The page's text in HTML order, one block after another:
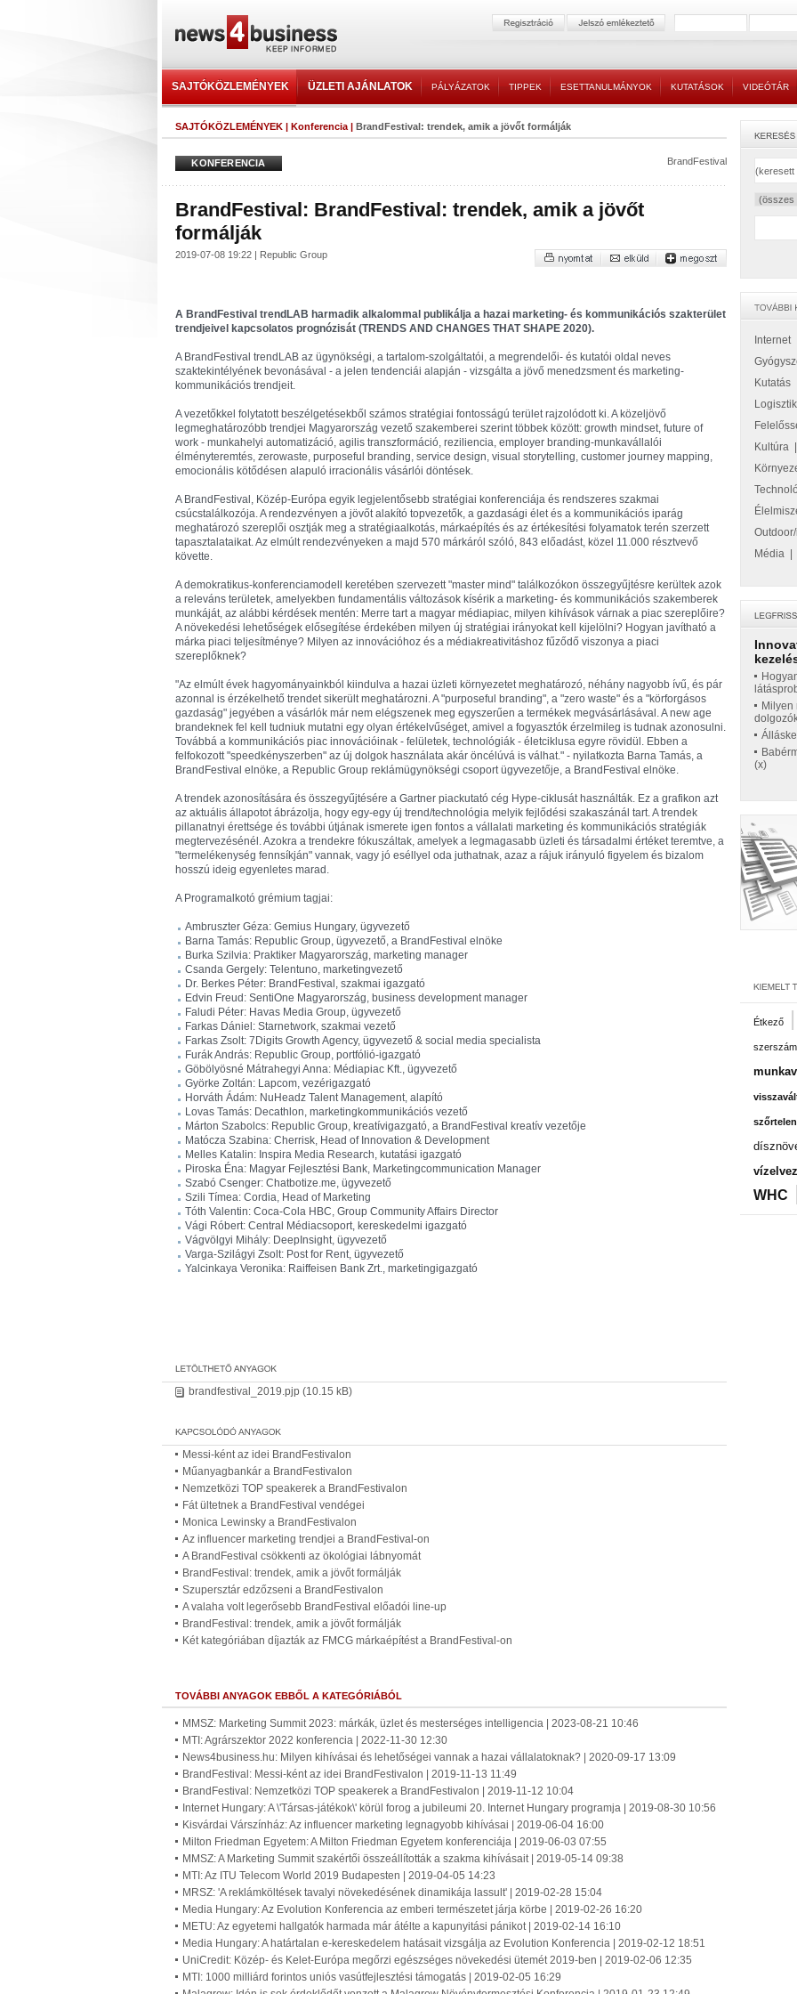
SAJTÓKÖZLEMÉNYEK ÜZLETI AJÁNLATOK PÁLYÁZATOK TIPPEK ESETTANULMÁNYOK KUTATÁSOK VIDEÓTÁR
SAJTÓKÖZLEMÉNYEK | Konferencia | BrandFestival: trendek, amik a jövőt formálják
KONFERENCIA BrandFestival
BrandFestival: BrandFestival: trendek, amik a jövőt
formálják
2019-07-08 19:22 | Republic Group
A BrandFestival trendLAB harmadik alkalommal publikálja a hazai marketing- és kommunikációs szakterület
trendjeivel kapcsolatos prognózisát (TRENDS AND CHANGES THAT SHAPE 2020).
A BrandFestival trendLAB az ügynökségi, a tartalom-szolgáltatói, a megrendelői- és kutatói oldal neves
szaktekintélyének bevonásával - a jelen tendenciái alapján - vizsgálta a jövő menedzsment és marketing-
kommunikációs trendjeit.
A vezetőkkel folytatott beszélgetésekből számos stratégiai fontosságú terület rajzolódott ki. A közeljövő
legmeghatározóbb trendjei Magyarország vezető szakemberei szerint többek között: growth mindset, future of
work - munkahelyi automatizáció, agilis transzformáció, reziliencia, employer branding-munkavállalói
élményteremtés, zerowaste, purposeful branding, service design, visual storytelling, customer journey mapping,
emocionális kötődésen alapuló irracionális vásárlói döntések.
A BrandFestival, Közép-Európa egyik legjelentősebb stratégiai konferenciája és rendszeres szakmai
csúcstalálkozója. A rendezvényen a jövőt alakító topvezetők, a gazdasági élet és a kommunikációs iparág
meghatározó szereplői osztják meg a stratégiaalkotás, márkaépítés és az értékesítési folyamatok terén szerzett
tapasztalataikat. Az elmúlt rendezvényeken a majd 570 márkáról szóló, 843 előadást, közel 11.000 résztvevő
követte.
A demokratikus-konferenciamodell keretében szervezett "master mind" találkozókon összegyűjtésre kerültek azok
a releváns területek, amelyekben fundamentális változások kísérik a marketing- és kommunikációs szakemberek
munkáját, az alábbi kérdések mentén: Merre tart a magyar médiapiac, milyen kihívások várnak a piac szereplőire?
A növekedési lehetőségek elősegítése érdekében milyen új stratégiai irányokat kell kijelölni? Hogyan javítható a
márka piaci teljesítménye? Milyen az innovációhoz és a médiakreativitáshoz fűződő viszonya a piaci
szereplőknek?
"Az elmúlt évek hagyományainkból kiindulva a hazai üzleti környezetet meghatározó, néhány nagyobb ívű, és pár
azonnal is érzékelhető trendet sikerült meghatározni. A "purposeful branding", a "zero waste" és a "körforgásos
gazdaság" jegyében a vásárlók már nem elégszenek meg egyszerűen a termékek megvásárlásával. A new age
brandeknek fel kell tudniuk mutatni egy olyan értékelvűséget, amivel a fogyasztók érzelmileg is tudnak azonosulni.
Továbbá a kommunikációs piac innovációinak - felületek, technológiák - életciklusa egyre rövidül. Ebben a
felfokozott "speedkényszerben" az új dolgok használata akár öncélúvá is válhat." - nyilatkozta Barna Tamás, a
BrandFestival elnöke, a Republic Group reklámügynökségi csoport ügyvezetője, a BrandFestival elnöke.
A trendek azonosítására és összegyűjtésére a Gartner piackutató cég Hype-ciklusát használták. Ez a grafikon azt
az aktuális állapotot ábrázolja, hogy egy-egy új trend/technológia melyik fejlődési szakaszánál tart. A trendek
pillanatnyi érettsége és további útjának ismerete igen fontos a vállalati marketing és kommunikációs stratégiák
megtervezésénél. Azokra a trendekre fókuszáltak, amelyek a legmagasabb üzleti és társadalmi értéket teremtve, a
"termelékenység fennsíkján" vannak, vagy jó eséllyel oda juthatnak, azaz a rájuk irányuló figyelem és bizalom
hosszú ideig egyenletes marad.
A Programalkotó grémium tagjai:
Ambruszter Géza: Gemius Hungary, ügyvezető
Barna Tamás: Republic Group, ügyvezető, a BrandFestival elnöke
Burka Szilvia: Praktiker Magyarország, marketing manager
Csanda Gergely: Telentuno, marketingvezető
Dr. Berkes Péter: BrandFestival, szakmai igazgató
Edvin Freud: SentiOne Magyarország, business development manager
Faludi Péter: Havas Media Group, ügyvezető
Farkas Dániel: Starnetwork, szakmai vezető
Farkas Zsolt: 7Digits Growth Agency, ügyvezető & social media specialista
Furák András: Republic Group, portfólió-igazgató
Göbölyösné Mátrahegyi Anna: Médiapiac Kft., ügyvezető
Györke Zoltán: Lapcom, vezérigazgató
Horváth Ádám: NuHeadz Talent Management, alapító
Lovas Tamás: Decathlon, marketingkommunikációs vezető
Márton Szabolcs: Republic Group, kreatívigazgató, a BrandFestival kreatív vezetője
Matócza Szabina: Cherrisk, Head of Innovation & Development
Melles Katalin: Inspira Media Research, kutatási igazgató
Piroska Éna: Magyar Fejlesztési Bank, Marketingcommunication Manager
Szabó Csenger: Chatbotize.me, ügyvezető
Szili Tímea: Cordia, Head of Marketing
Tóth Valentin: Coca-Cola HBC, Group Community Affairs Director
Vági Róbert: Central Médiacsoport, kereskedelmi igazgató
Vágvölgyi Mihály: DeepInsight, ügyvezető
Varga-Szilágyi Zsolt: Post for Rent, ügyvezető
Yalcinkaya Veronika: Raiffeisen Bank Zrt., marketingigazgató
brandfestival_2019.pjp (10.15 kB)
Messi-ként az idei BrandFestivalon
Műanyagbankár a BrandFestivalon
Nemzetközi TOP speakerek a BrandFestivalon
Fát ültetnek a BrandFestival vendégei
Monica Lewinsky a BrandFestivalon
Az influencer marketing trendjei a BrandFestival-on
A BrandFestival csökkenti az ökológiai lábnyomát
BrandFestival: trendek, amik a jövőt formálják
Szupersztár edzőzseni a BrandFestivalon
A valaha volt legerősebb BrandFestival előadói line-up
BrandFestival: trendek, amik a jövőt formálják
Két kategóriában díjazták az FMCG márkaépítést a BrandFestival-on
TOVÁBBI ANYAGOK EBBŐL A KATEGÓRIÁBÓL
MMSZ: Marketing Summit 2023: márkák, üzlet és mesterséges intelligencia | 2023-08-21 10:46
MTI: Agrárszektor 2022 konferencia | 2022-11-30 12:30
News4business.hu: Milyen kihívásai és lehetőségei vannak a hazai vállalatoknak? | 2020-09-17 13:09
BrandFestival: Messi-ként az idei BrandFestivalon | 2019-11-13 11:49
BrandFestival: Nemzetközi TOP speakerek a BrandFestivalon | 2019-11-12 10:04
Internet Hungary: A \'Társas-játékok\' körül forog a jubileumi 20. Internet Hungary programja | 2019-08-30 10:56
Kisvárdai Várszínház: Az influencer marketing legnagyobb kihívásai | 2019-06-04 16:00
Milton Friedman Egyetem: A Milton Friedman Egyetem konferenciája | 2019-06-03 07:55
MMSZ: A Marketing Summit szakértői összeállították a szakma kihívásait | 2019-05-14 09:38
MTI: Az ITU Telecom World 2019 Budapesten | 2019-04-05 14:23
MRSZ: 'A reklámköltések tavalyi növekedésének dinamikája lassult' | 2019-02-28 15:04
Media Hungary: Az Evolution Konferencia az emberi természetet járja körbe | 2019-02-26 16:20
METU: Az egyetemi hallgatók harmada már átélte a kapunyitási pánikot | 2019-02-14 16:10
Media Hungary: A határtalan e-kereskedelem hatásait vizsgálja az Evolution Konferencia | 2019-02-12 18:51
UniCredit: Közép- és Kelet-Európa megőrzi egészséges növekedési ütemét 2019-ben | 2019-02-06 12:35
MTI: 1000 milliárd forintos uniós vasútfejlesztési támogatás | 2019-02-05 16:29
Internet|
Kutatás
Kultúra
Média
Milyen
(x)
Étkező |
szerszám
WHC |